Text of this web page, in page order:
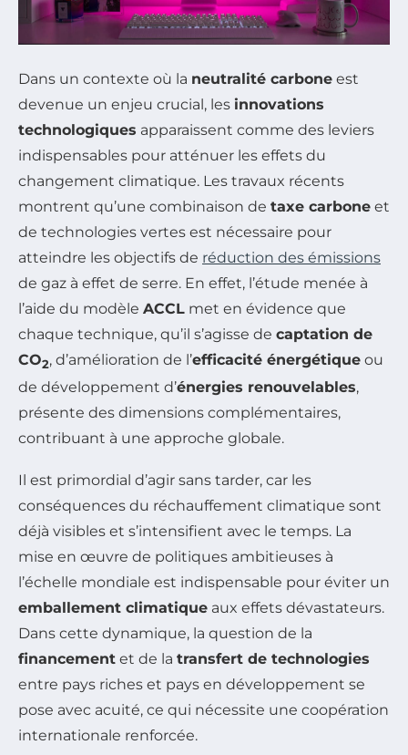
Dans un contexte où la neutralité carbone est
devenue un enjeu crucial, les innovations
technologiques apparaissent comme des leviers
indispensables pour atténuer les effets du
changement climatique. Les travaux récents
montrent qu’une combinaison de taxe carbone et
de technologies vertes est nécessaire pour
atteindre les objectifs de réduction des émissions
de gaz à effet de serre. En effet, l’étude menée à
l’aide du modèle ACCL met en évidence que
chaque technique, qu’il s’agisse de captation de
CO2, d’amélioration de l’efficacité énergétique ou
de développement d’énergies renouvelables,
présente des dimensions complémentaires,
contribuant à une approche globale.
Il est primordial d’agir sans tarder, car les
conséquences du réchauffement climatique sont
déjà visibles et s’intensifient avec le temps. La
mise en œuvre de politiques ambitieuses à
l’échelle mondiale est indispensable pour éviter un
emballement climatique aux effets dévastateurs.
Dans cette dynamique, la question de la
financement et de la transfert de technologies
entre pays riches et pays en développement se
pose avec acuité, ce qui nécessite une coopération
internationale renforcée.